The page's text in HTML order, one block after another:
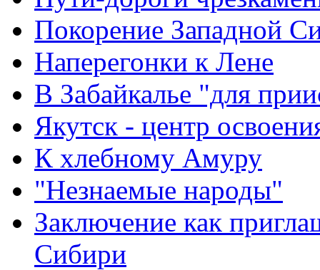
Покорение Западной
Наперегонки к Лене
В Забайкалье "для
Якутск - центр
К хлебному Амуру
"Незнаемые народы"
Заключение как
Сибири